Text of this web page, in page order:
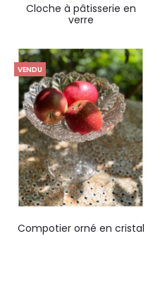
Cloche à pâtisserie en
verre
VENDU
Compotier orné en cristal